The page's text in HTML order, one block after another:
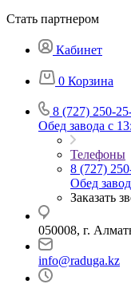
Стать партнером
Кабинет
0 Корзина
8 (727) 250-
Обед завода с
Телефоны
8 (727)
Обед
Заказать
050008, г.
info@raduga.kz